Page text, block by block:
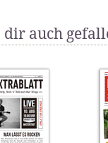
dir auch